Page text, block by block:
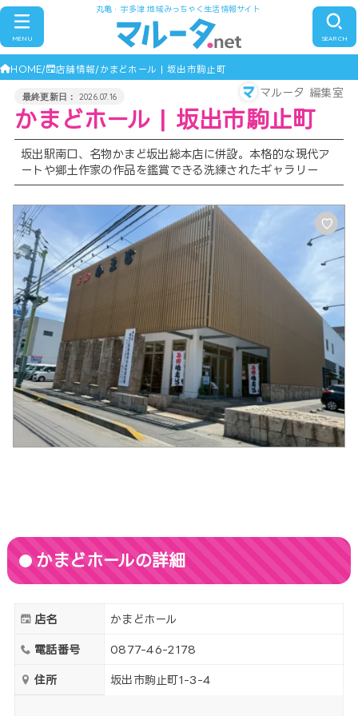
丸亀・宇多津 地域みっちゃく生活情報サイト
SEARCH
MENU
HOME 店舗情報 かまどホール | 坂出市駒止町
2026.07.16 マルータ 編集室
かまどホール | 坂出市駒止町
坂出駅南口、名物かまど坂出総本店に併設。本格的な現代ア
ートや郷土作家の作品を鑑賞できる洗練されたギャラリー
♡
かまどホールの詳細
店名 かまどホール
電話番号 0877-46-2178
住所 坂出市駒止町1-3-4